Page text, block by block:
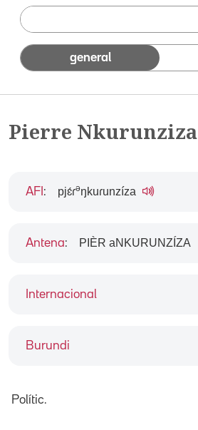
general
Pierre Nkurunziza
Internacional
Burundi
AFI : pjɛ́ɾəŋkuɾunzíza
Antena: PIÈR aNKURUNZÍZA
Polític.